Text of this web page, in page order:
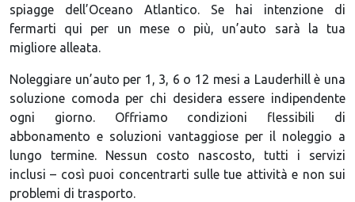
spiagge dell’Oceano Atlantico. Se hai intenzione di
fermarti qui per un mese o più, un’auto sarà la tua
migliore alleata.
Noleggiare un’auto per 1, 3, 6 o 12 mesi a Lauderhill è una
soluzione comoda per chi desidera essere indipendente
ogni giorno. Offriamo condizioni flessibili di
abbonamento e soluzioni vantaggiose per il noleggio a
lungo termine. Nessun costo nascosto, tutti i servizi
inclusi – così puoi concentrarti sulle tue attività e non sui
problemi di trasporto.